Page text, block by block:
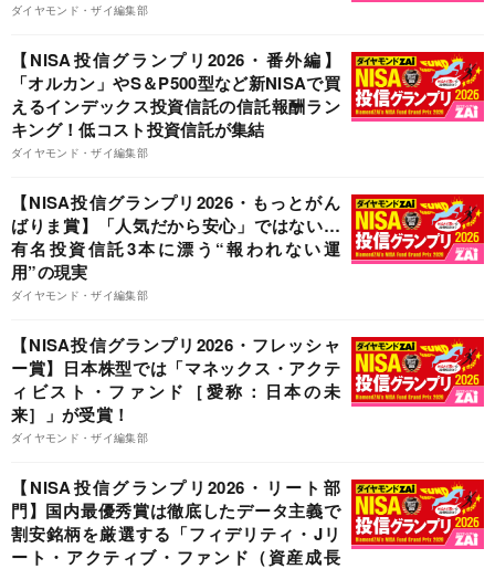
ダイヤモンド・ザイ編集部
【NISA投信グランプリ2026・番外編】
「オルカン」やS＆P500型など新NISAで買
えるインデックス投資信託の信託報酬ラン
キング！低コスト投資信託が集結
ダイヤモンド・ザイ編集部
【NISA投信グランプリ2026・もっとがん
ばりま賞】「人気だから安心」ではない…
有名投資信託3本に漂う“報われない運
用”の現実
ダイヤモンド・ザイ編集部
【NISA投信グランプリ2026・フレッシャ
ー賞】日本株型では「マネックス・アクテ
ィビスト・ファンド［愛称：日本の未
来］」が受賞！
ダイヤモンド・ザイ編集部
【NISA投信グランプリ2026・リート部
門】国内最優秀賞は徹底したデータ主義で
割安銘柄を厳選する「フィデリティ・Jリ
ート・アクティブ・ファンド（資産成長